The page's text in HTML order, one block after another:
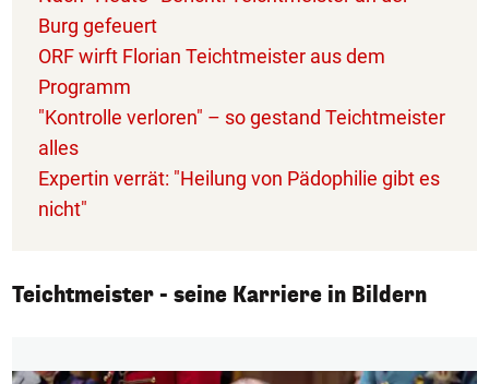
Burg gefeuert
ORF wirft Florian Teichtmeister aus dem
Programm
"Kontrolle verloren" – so gestand Teichtmeister
alles
Expertin verrät: "Heilung von Pädophilie gibt es
nicht"
Teichtmeister - seine Karriere in Bildern
1/10